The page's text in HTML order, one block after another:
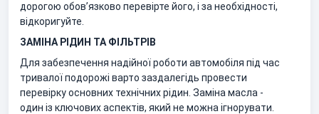
дорогою обов’язково перевірте його, і за необхідності,
відкоригуйте.
ЗАМІНА РІДИН ТА ФІЛЬТРІВ
Для забезпечення надійної роботи автомобіля під час
тривалої подорожі варто заздалегідь провести
перевірку основних технічних рідин. Заміна масла -
один із ключових аспектів, який не можна ігнорувати.